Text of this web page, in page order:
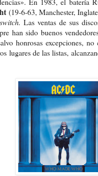
(19-6-63, Manchester,
Las ventas de sus
han sido buenos
honrosas excepciones,
lugares de las listas,